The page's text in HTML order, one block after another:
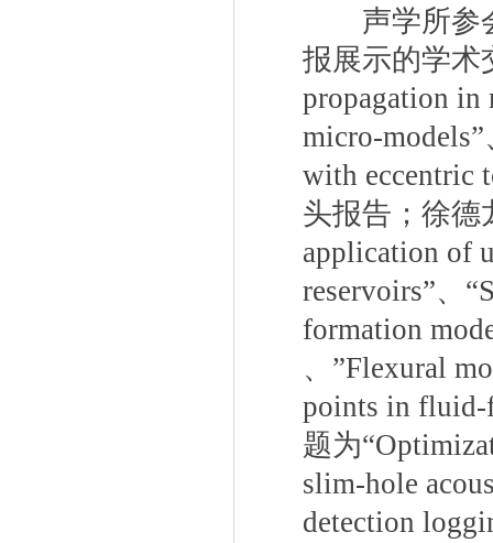
声学所参
报展示的学术
propagation in
micro-models”
with eccentric
头报告；徐德
application of
reservoirs”、“
formation
、”Flexural
points in
题为“
slim-hole
detection